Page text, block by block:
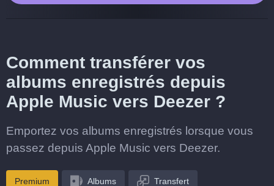
Comment transférer vos
albums enregistrés depuis
Apple Music vers Deezer ?
Emportez vos albums enregistrés lorsque vous
passez depuis Apple Music vers Deezer.
Premium Albums Transfert